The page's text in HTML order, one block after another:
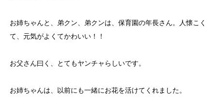
お姉ちゃんと、弟クン、弟クンは、保育園の年長さん。人懐こく
て、元気がよくてかわいい！！
お父さん曰く、とてもヤンチャらしいです。
お姉ちゃんは、以前にも一緒にお花を活けてくれました。